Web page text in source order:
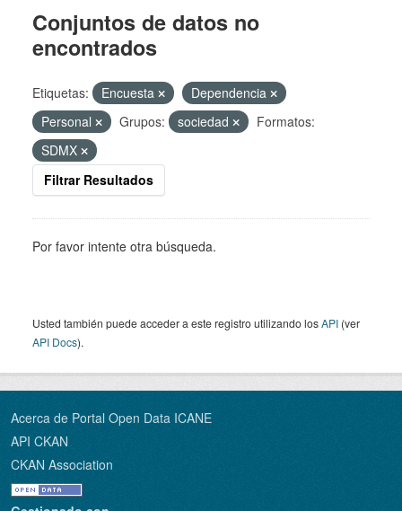
Conjuntos de datos no
encontrados
Etiquetas: Encuesta
Dependencia
Personal
Grupos: sociedad
Formatos:
SDMX
Filtrar Resultados
Por favor intente otra búsqueda.
Usted también puede acceder a este registro utilizando losAPI (ver
API Docs).
Acerca de Portal Open Data ICANE
API CKAN
CKAN Association